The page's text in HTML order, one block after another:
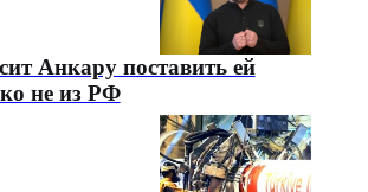
Анкару поставить ей
не из РФ